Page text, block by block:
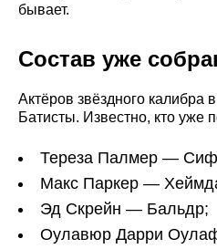
бывает.
Состав уже
Актёров звёздного калибра
Батисты. Известно, кто уже
Тереза Палмер —
Макс Паркер —
Эд Скрейн — Бальдр;
Оулавюр Дарри